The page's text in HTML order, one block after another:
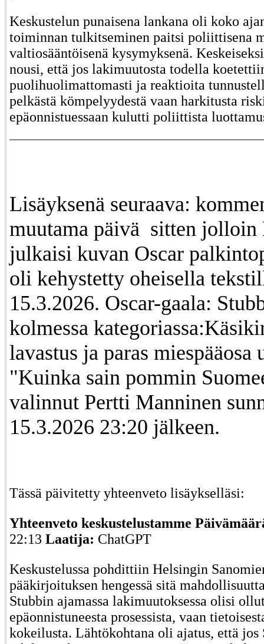
Keskustelun punaisena lankana oli koko
toiminnan tulkitseminen paitsi poliittisena
valtiosääntöisenä kysymyksenä.
nousi, että jos lakimuutosta todella
puolihuolimattomasti ja reaktioita
pelkästä kömpelyydestä vaan harkitusta
epäonnistuessaan kulutti poliittista
Lisäyksenä seuraava: kommentoi epäilystä
muutama päivä sitten jolloin
julkaisi kuvan Oscar
oli kehystetty oheisella tekstillä.
15.3.2026. Oscar-gaala:
kolmessa
lavastus ja paras miespääosa
"Kuinka sain pommin
valinnut Pertti Manninen
15.3.2026 23:20 jälkeen.
Tässä päivitetty yhteenveto lisäykselläsi:
Yhteenveto keskustelustamme
22:13 Laatija: ChatGPT
Keskustelussa pohdittiin Helsingin
pääkirjoituksen hengessä sitä
Stubbin ajamassa lakimuutoksessa olisi
epäonnistuneesta prosessista, vaan
kokeilusta. Lähtökohtana oli ajatus, että jos